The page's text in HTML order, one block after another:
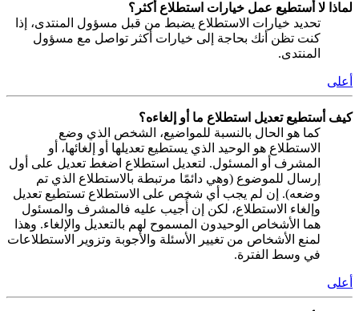
لماذا لا أستطيع عمل خيارات استطلاع أكثر؟
تحديد خيارات الاستطلاع يضبط من قبل مسؤول المنتدى، إذا
كنت تظن أنك بحاجة إلى خيارات أكثر تواصل مع مسؤول
المنتدى.
أعلى
كيف أستطيع تعديل استطلاع ما أو إلغاءه؟
كما هو الحال بالنسبة للمواضيع، الشخص الذي وضع
الاستطلاع هو الوحيد الذي يستطيع تعديلها أو إلغائها، أو
المشرف أو المسئول. لتعديل استطلاع اضغط تعديل على أول
إرسال للموضوع (وهي دائمًا مرتبطة بالاستطلاع الذي تم
وضعه). إن لم يجب أي شخص على الاستطلاع تستطيع تعديل
وإلغاء الاستطلاع، لكن إن أُجيب عليه فالمشرف والمسئول
هما الأشخاص الوحيدون المسموح لهم بالتعديل والإلغاء. وهذا
لمنع الأشخاص من تغيير الأسئلة والأجوبة وتزوير الاستطلاعات
في وسط الفترة.
أعلى